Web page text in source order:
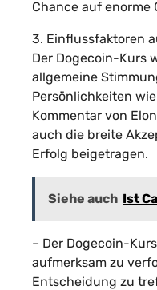
Chance auf enorme
3. Einflussfaktoren
Der Dogecoin-Kurs
allgemeine
Persönlichkeiten
Kommentar von
auch die breite
Erfolg beigetragen.
Siehe auch Ist
– Der Dogecoin-
aufmerksam zu
Entscheidung zu